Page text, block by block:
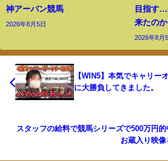
神アーバン競馬
2026年8月5日
目指す…
来たのか
2026年8月
【WIN5】本気でキャリー
に大勝負してきました。
スタッフの給料で競馬シリーズで500万円的
お蔵入り映像